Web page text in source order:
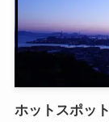
ホットスポッ